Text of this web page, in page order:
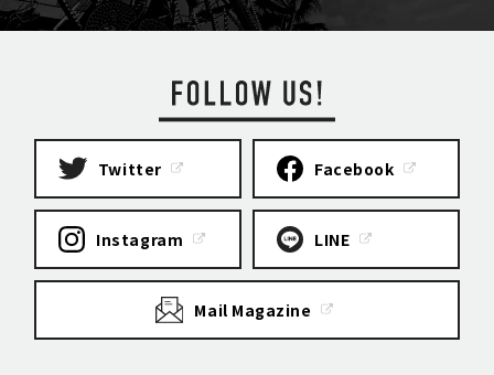
Twitter Facebook
Instagram LINE
Mail Magazine